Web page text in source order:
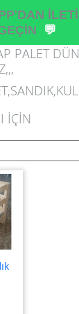
💬
PALET
İÇİN